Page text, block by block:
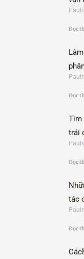
Đọc
Đọc
Tìm
trái
Đọc
tác
Đọc